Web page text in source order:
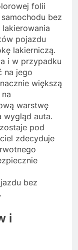
folii
bez
pojazdu
lakierniczą.
i w przypadku
na jego
większą
warstwę
wygląd auta.
pod
zdecyduje
bez
i